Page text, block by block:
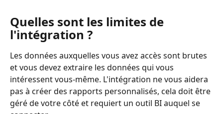
Quelles sont les limites de
l'intégration ?
Les données auxquelles vous avez accès sont brutes
et vous devez extraire les données qui vous
intéressent vous-même. L'intégration ne vous aidera
pas à créer des rapports personnalisés, cela doit être
géré de votre côté et requiert un outil BI auquel se